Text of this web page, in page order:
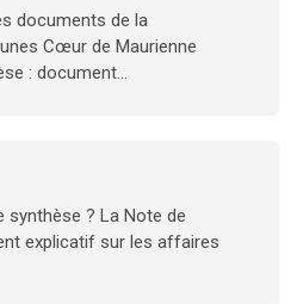
documents de la
Cœur de Maurienne
: document...
synthèse ? La Note de
explicatif sur les affaires